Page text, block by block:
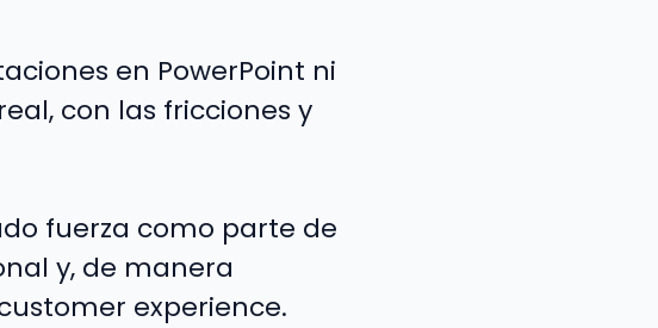
en PowerPoint ni
con las fricciones y
fuerza como parte de
y, de manera
experience.